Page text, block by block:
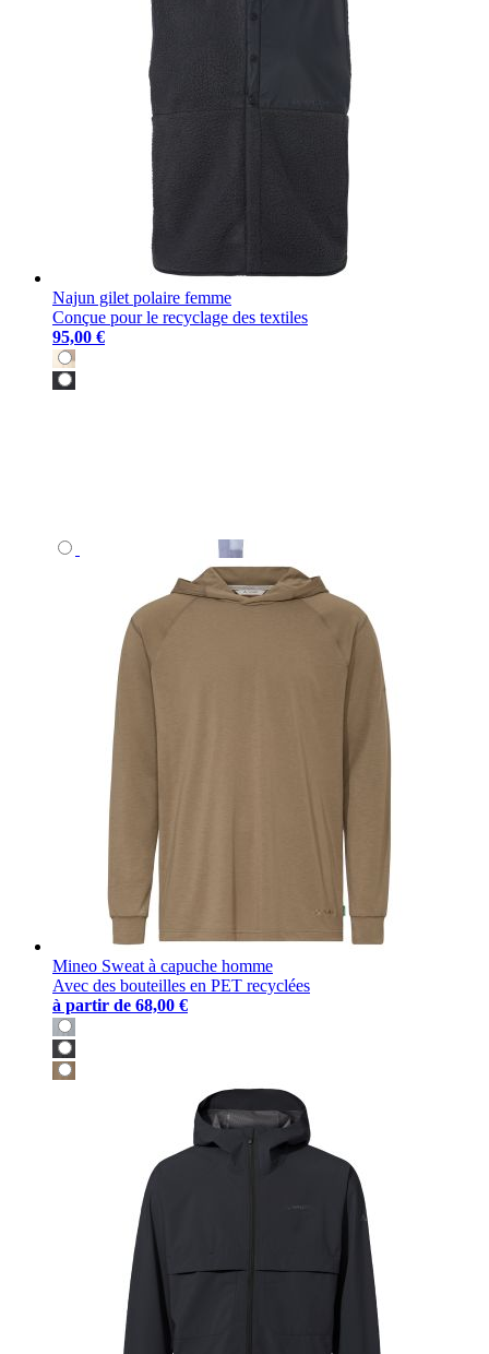
Najun gilet polaire femme
Conçue pour le recyclage des textiles
95,00 €
Mineo Sweat à capuche homme
Avec des bouteilles en PET recyclées
à partir de 68,00 €